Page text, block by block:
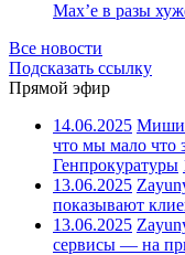
Max’е в разы
Все новости
Подсказать ссылку
Прямой эфир
14.06.2025
что мы мало что
Генпрокуратуры
13.06.2025
показывают
13.06.2025
сервисы — на